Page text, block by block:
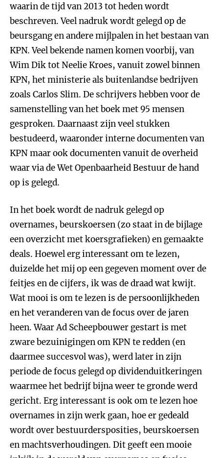
waarin de tijd van 2013 tot heden wordt
beschreven. Veel nadruk wordt gelegd op de
beursgang en andere mijlpalen in het bestaan van
KPN. Veel bekende namen komen voorbij, van
Wim Dik tot Neelie Kroes, vanuit zowel binnen
KPN, het ministerie als buitenlandse bedrijven
zoals Carlos Slim. De schrijvers hebben voor de
samenstelling van het boek met 95 mensen
gesproken. Daarnaast zijn veel stukken
bestudeerd, waaronder interne documenten van
KPN maar ook documenten vanuit de overheid
waar via de Wet Openbaarheid Bestuur de hand
op is gelegd.
In het boek wordt de nadruk gelegd op
overnames, beurskoersen (zo staat in de bijlage
een overzicht met koersgrafieken) en gemaakte
deals. Hoewel erg interessant om te lezen,
duizelde het mij op een gegeven moment over de
feitjes en de cijfers, ik was de draad wat kwijt.
Wat mooi is om te lezen is de persoonlijkheden
en het veranderen van de focus over de jaren
heen. Waar Ad Scheepbouwer gestart is met
zware bezuinigingen om KPN te redden (en
daarmee succesvol was), werd later in zijn
periode de focus gelegd op dividenduitkeringen
waarmee het bedrijf bijna weer te gronde werd
gericht. Erg interessant is ook om te lezen hoe
overnames in zijn werk gaan, hoe er gedeald
wordt over bestuurdersposities, beurskoersen
en machtsverhoudingen. Dit geeft een mooie